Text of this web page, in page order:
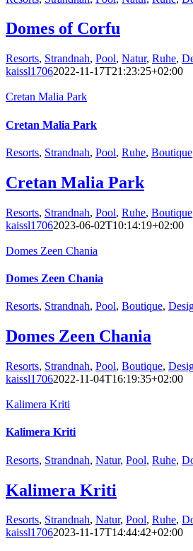
Domes of Corfu
Resorts, Strandnah, Pool, Natur, Ruhe,
kaissl17062022-11-17T21:23:25+02:00
Cretan Malia Park
Cretan Malia Park
Resorts, Strandnah, Pool, Ruhe, Boutique
Cretan Malia Park
Resorts, Strandnah, Pool, Ruhe, Boutique
kaissl17062023-06-02T10:14:19+02:00
Domes Zeen Chania
Domes Zeen Chania
Resorts, Strandnah, Pool, Boutique,
Domes Zeen Chania
Resorts, Strandnah, Pool, Boutique,
kaissl17062022-11-04T16:19:35+02:00
Kalimera Kriti
Kalimera Kriti
Resorts, Strandnah, Natur, Pool, Ruhe,
Kalimera Kriti
Resorts, Strandnah, Natur, Pool, Ruhe,
kaissl17062023-11-17T14:44:42+02:00